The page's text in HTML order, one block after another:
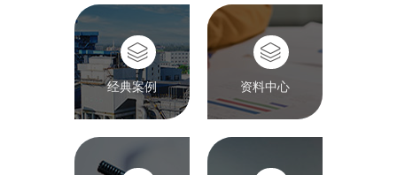
经典案例 资料中心